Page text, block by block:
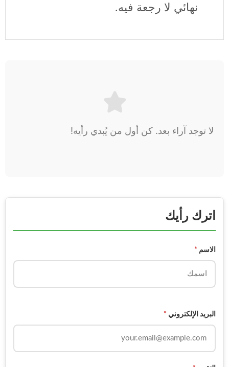
نهائي لا رجعة فيه.
لا توجد آراء بعد. كن أول من يُبدي رأيه!
اترك رأيك
الاسم *
البريد الإلكتروني *